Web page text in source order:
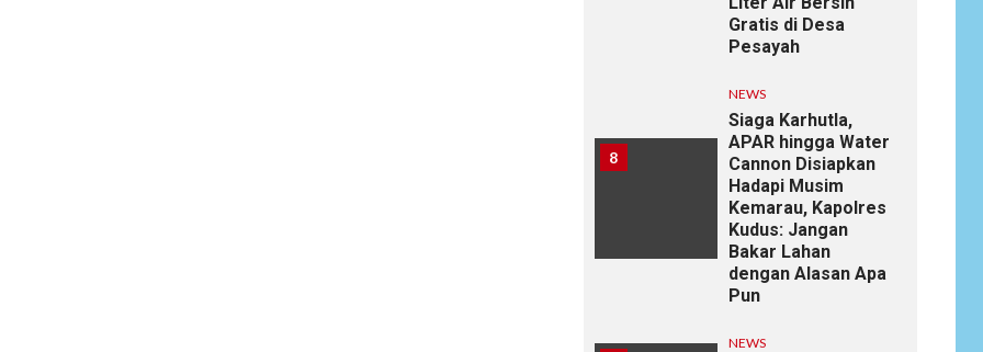
Gratis di Desa
Pesayah
8
NEWS
Siaga Karhutla,
APAR hingga Water
Cannon Disiapkan
Hadapi Musim
Kemarau, Kapolres
Kudus: Jangan
Bakar Lahan
dengan Alasan Apa
Pun
NEWS